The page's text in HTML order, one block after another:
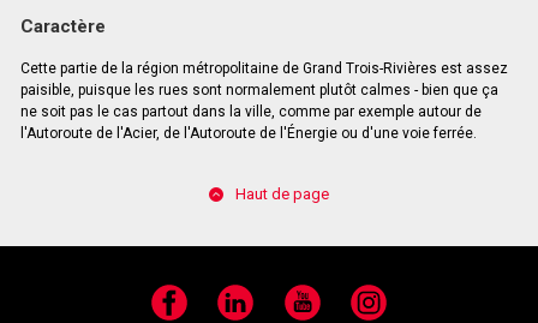
Caractère
Cette partie de la région métropolitaine de Grand Trois-Rivières est assez
paisible, puisque les rues sont normalement plutôt calmes - bien que ça
ne soit pas le cas partout dans la ville, comme par exemple autour de
l'Autoroute de l'Acier, de l'Autoroute de l'Énergie ou d'une voie ferrée.
Haut de page
Facebook LinkedIn YouTube Instagram